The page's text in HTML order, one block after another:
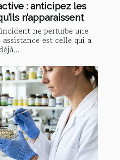
: anticipez les
n’apparaissent
ne perturbe une
est celle qui a
déjà...